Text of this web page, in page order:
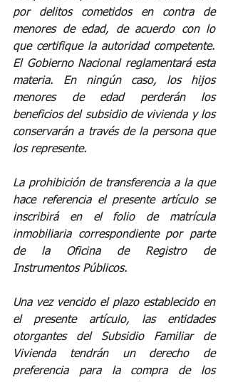
por delitos cometidos en contra de
menores de edad, de acuerdo con lo
que certifique la autoridad competente.
El Gobierno Nacional reglamentará esta
materia. En ningún caso, los hijos
menores de edad perderán los
beneficios del subsidio de vivienda y los
conservarán a través de la persona que
los represente.
La prohibición de transferencia a la que
hace referencia el presente artículo se
inscribirá en el folio de matrícula
inmobiliaria correspondiente por parte
de la Oficina de Registro de
Instrumentos Públicos.
Una vez vencido el plazo establecido en
el presente artículo, las entidades
otorgantes del Subsidio Familiar de
Vivienda tendrán un derecho de
preferencia para la compra de los